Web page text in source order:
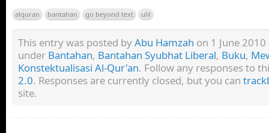
alquran bantahan go beyond text ulil
This entry was posted byAbu Hamzah on 1 June
under Bantahan, Bantahan Syubhat Liberal, Buku,
Konstektualisasi Al-Qur'an. Follow any responses to
2.0. Responses are currently closed, but you can
site.